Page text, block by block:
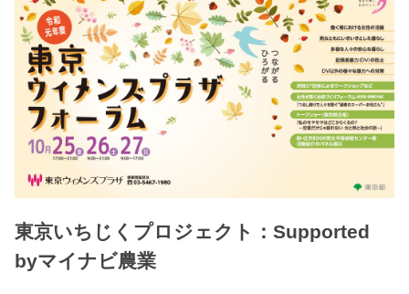
東京いちじくプロジェクト：Supported
byマイナビ農業